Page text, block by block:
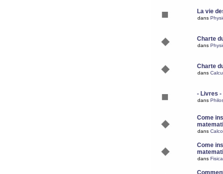
La vie
dans
Charte
dans
Charte
dans
- Livres -
dans
Come
dans
Come
dans Fisica